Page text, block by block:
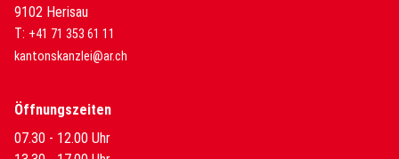
9102 Herisau
T: +41 71 353 61 11
kantonskanzlei@ar.ch
Öffnungszeiten
07.30 - 12.00 Uhr